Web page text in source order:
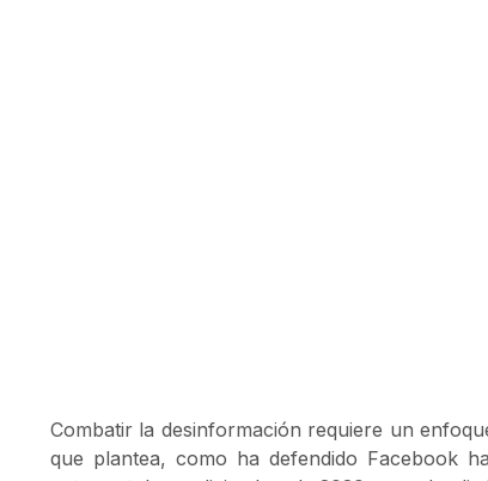
Combatir la desinformación requiere un
que plantea, como ha defendido Facebook